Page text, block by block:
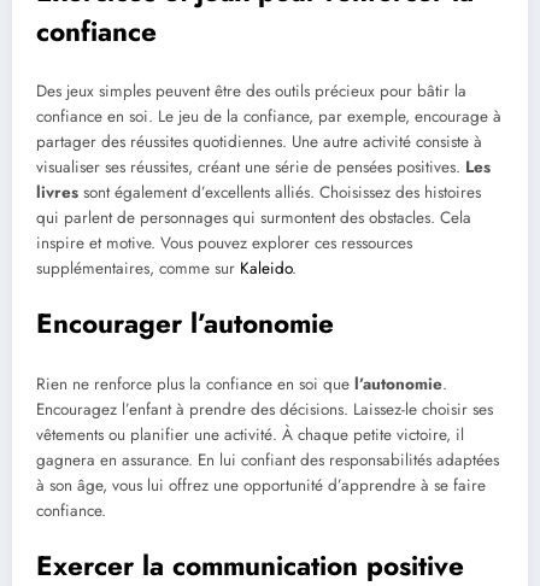
confiance
Des jeux simples peuvent être des outils précieux pour bâtir la
confiance en soi. Le jeu de la confiance, par exemple, encourage à
partager des réussites quotidiennes. Une autre activité consiste à
visualiser ses réussites, créant une série de pensées positives. Les
livres sont également d’excellents alliés. Choisissez des histoires
qui parlent de personnages qui surmontent des obstacles. Cela
inspire et motive. Vous pouvez explorer ces ressources
supplémentaires, comme sur Kaleido.
Encourager l’autonomie
Rien ne renforce plus la confiance en soi que l’autonomie.
Encouragez l’enfant à prendre des décisions. Laissez-le choisir ses
vêtements ou planifier une activité. À chaque petite victoire, il
gagnera en assurance. En lui confiant des responsabilités adaptées
à son âge, vous lui offrez une opportunité d’apprendre à se faire
confiance.
Exercer la communication positive